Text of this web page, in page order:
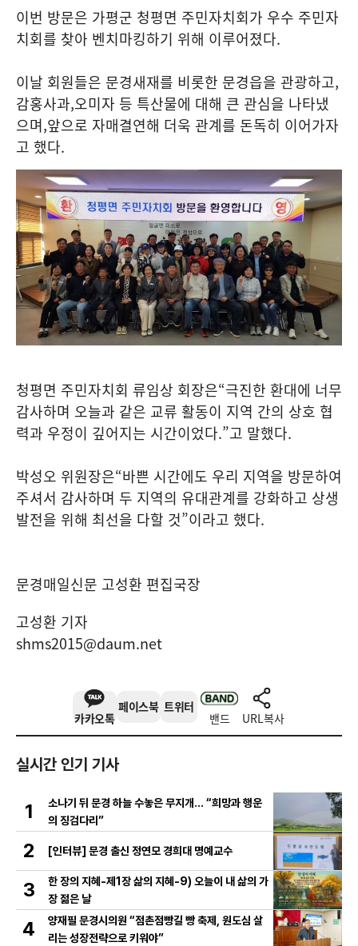
이번 방문은 가평군 청평면 주민자치회가 우수 주민자
치회를 찾아 벤치마킹하기 위해 이루어졌다.
이날 회원들은 문경새재를 비롯한 문경읍을 관광하고,
감홍사과,오미자 등 특산물에 대해 큰 관심을 나타냈
으며,앞으로 자매결연해 더욱 관계를 돈독히 이어가자
고 했다.
청평면 주민자치회 류임상 회장은“극진한 환대에 너무
감사하며 오늘과 같은 교류 활동이 지역 간의 상호 협
력과 우정이 깊어지는 시간이었다.”고 말했다.
박성오 위원장은“바쁜 시간에도 우리 지역을 방문하여
주셔서 감사하며 두 지역의 유대관계를 강화하고 상생
발전을 위해 최선을 다할 것”이라고 했다.
문경매일신문 고성환 편집국장
고성환 기자
shms2015@daum.net
카카오톡
페이스북 트위터
밴드 URL복사
실시간 인기 기사
1
소나기 뒤 문경 하늘 수놓은 무지개… “희망과 행운
의 징검다리”
2 [인터뷰] 문경 출신 정연모 경희대 명예교수
3
한 장의 지혜-제1장 삶의 지혜-9) 오늘이 내 삶의 가
장 젊은 날
4
양재필 문경시의원 “점촌점빵길 빵 축제, 원도심 살
리는 성장전략으로 키워야”